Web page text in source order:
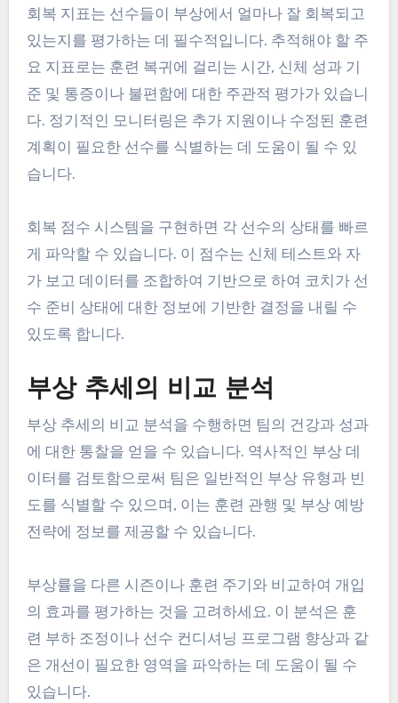
회복 지표는 선수들이 부상에서 얼마나 잘 회복되고
있는지를 평가하는 데 필수적입니다. 추적해야 할 주
요 지표로는 훈련 복귀에 걸리는 시간, 신체 성과 기
준 및 통증이나 불편함에 대한 주관적 평가가 있습니
다. 정기적인 모니터링은 추가 지원이나 수정된 훈련
계획이 필요한 선수를 식별하는 데 도움이 될 수 있
습니다.
회복 점수 시스템을 구현하면 각 선수의 상태를 빠르
게 파악할 수 있습니다. 이 점수는 신체 테스트와 자
가 보고 데이터를 조합하여 기반으로 하여 코치가 선
수 준비 상태에 대한 정보에 기반한 결정을 내릴 수
있도록 합니다.
부상 추세의 비교 분석
부상 추세의 비교 분석을 수행하면 팀의 건강과 성과
에 대한 통찰을 얻을 수 있습니다. 역사적인 부상 데
이터를 검토함으로써 팀은 일반적인 부상 유형과 빈
도를 식별할 수 있으며, 이는 훈련 관행 및 부상 예방
전략에 정보를 제공할 수 있습니다.
부상률을 다른 시즌이나 훈련 주기와 비교하여 개입
의 효과를 평가하는 것을 고려하세요. 이 분석은 훈
련 부하 조정이나 선수 컨디셔닝 프로그램 향상과 같
은 개선이 필요한 영역을 파악하는 데 도움이 될 수
있습니다.